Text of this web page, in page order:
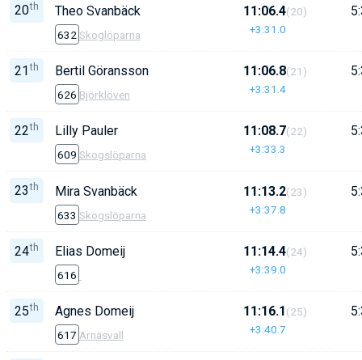
20th Theo Svanbäck
632 Skoglöparna
11:06.4
+3:31.0
(20)
21 th Bertil Göransson
626 Björklöven
11:06.8
+3:31.4
(21)
22th Lilly Pauler
609 Skogslöparna
11:08.7
+3:33.3
(22)
23 th Mira Svanbäck
633 Skogslöparna
11:13.2
+3:37.8
(23)
24th Elias Domeij
616
11:14.4
+3:39.0
(24)
25th Agnes Domeij
617 Arnäsvall
11:16.1
+3:40.7
(25)